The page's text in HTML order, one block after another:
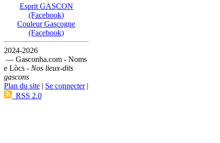
Esprit GASCON
(Facebook)
Couleur Gascogne
(Facebook)
2024-2026
— Gasconha.com - Noms
e Lòcs - Nos lieux-dits
gascons
Plan du site | Se connecter|
RSS 2.0